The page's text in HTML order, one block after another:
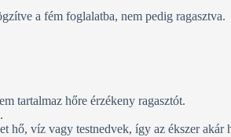
a fém foglalatba, nem pedig ragasztva.
tartalmaz hőre érzékeny ragasztót.
víz vagy testnedvek, így az ékszer akár